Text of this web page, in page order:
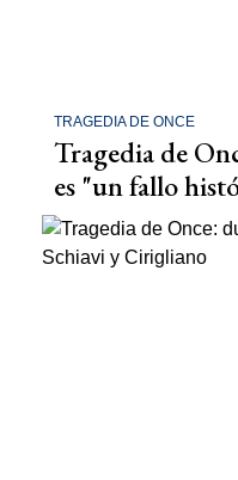
TRAGEDIA DE ONCE
Tragedia de
es "un fallo